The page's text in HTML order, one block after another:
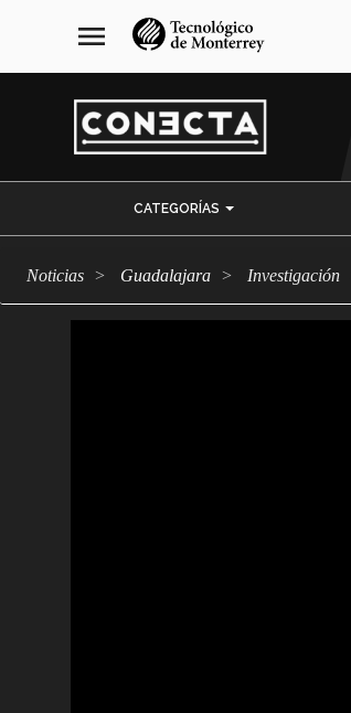
navegación
principal
menu
CATEGORÍAS
Noticias Guadalajara Investigación